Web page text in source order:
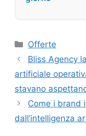
Categorie
Offerte
Bliss Agency
artificiale
stavano
Come i brand
dall’intelligenza